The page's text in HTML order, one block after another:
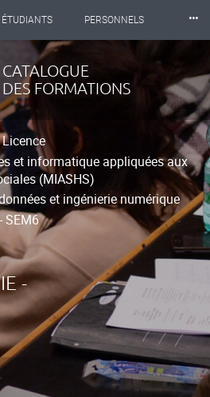
ÉTUDIANTS PERSONNELS ⸱⸱⸱
CATALOGUE
DES FORMATIONS
Licence
et informatique appliquées aux
(MIASHS)
et ingénierie numérique
SEM6
-